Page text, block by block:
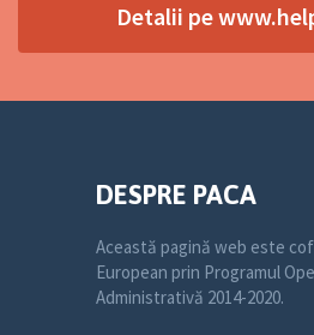
Detalii pe
DESPRE PACA
Această pagină web este
European prin Programul
Administrativă 2014-2020.